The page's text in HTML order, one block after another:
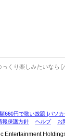
くり楽しみたいなら [
660円で歌い放題 [パソ
報保護方針 ヘルプ お
Entertainment